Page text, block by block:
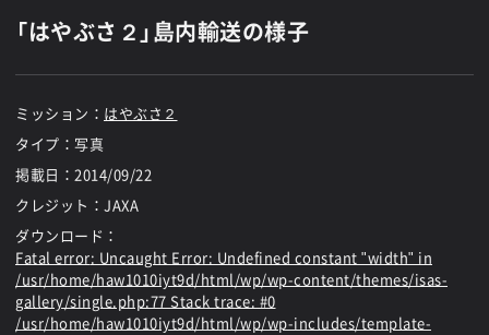
「はやぶさ２」島内輸送の様子
ミッション： はやぶさ２
タイプ：写真
掲載日： 2014/09/22
クレジット：JAXA
ダウンロード：
Fatal error: Uncaught Error: Undefined constant "width" in
/usr/home/haw1010iyt9d/html/wp/wp-content/themes/isas-
gallery/single.php:77 Stack trace: #0
/usr/home/haw1010iyt9d/html/wp/wp-includes/template-